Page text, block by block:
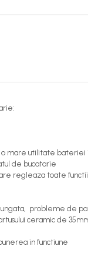
utilitate bateriei
de bucatarie
regleaza toate
probleme de
ceramic de
in functiune